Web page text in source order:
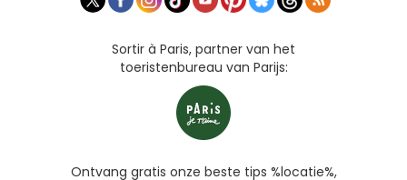
Sortir à Paris, partner van het
toeristenbureau van Parijs:
Ontvang gratis onze beste tips %locatie%,